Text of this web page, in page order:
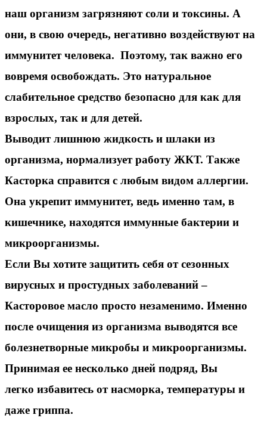
наш организм загрязняют соли и токсины. А
они, в свою очередь, негативно воздействуют на
иммунитет человека. Поэтому, так важно его
вовремя освобождать. Это натуральное
слабительное средство безопасно для как для
взрослых, так и для детей.
Выводит лишнюю жидкость и шлаки из
организма, нормализует работу ЖКТ. Также
Касторка справится с любым видом аллергии.
Она укрепит иммунитет, ведь именно там, в
кишечнике, находятся иммунные бактерии и
микроорганизмы.
Если Вы хотите защитить себя от сезонных
вирусных и простудных заболеваний –
Касторовое масло просто незаменимо. Именно
после очищения из организма выводятся все
болезнетворные микробы и микроорганизмы.
Принимая ее несколько дней подряд, Вы
легко избавитесь от насморка, температуры и
даже гриппа.